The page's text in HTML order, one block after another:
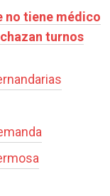
no tiene médico
turnos